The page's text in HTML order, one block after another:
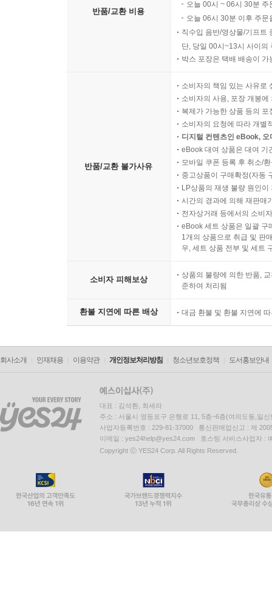
반품/교환 비용
오늘 00시 ~ 06시 30분
오늘 06시 30분 이후 주
직수입 음반/영상물/기프트
단, 당일 00시~13시 사이의
박스 포장은 택배 배송이
반품/교환 불가사유
소비자의 책임 있는 사유로
소비자의 사용, 포장 개봉
복제가 가능한 상품 등의
소비자의 요청에 따라 개별
디지털 컨텐츠인 eBook,
eBook 대여 상품은 대여 기
모바일 쿠폰 등록 후 취소/
중고상품이 구매확정(자동
LP상품의 재생 불량 원인
시간의 경과에 의해 재판매
전자상거래 등에서의 소비
eBook 세트 상품은 일괄 구
1개의 상품으로 취급 및 판
우, 세트 상품 전부 및 세트
소비자 피해보상
상품의 불량에 의한 반품,
준하여 처리됨
환불 지연에 따른 배상 대금 환불 및 환불 지연에
회사소개 인재채용 이용약관 개인정보처리방침 청소년보호정책 도서홍보안내
대표 : 김석환, 최세라
주소 : 서울시 영등포구 은행로 11, 5층~6층(여의도동,일신
사업자등록번호 : 229-81-37000 통신판매업신고 : 제
이메일 : yes24help@yes24.com 호스팅 서비스사업자 :
Copyright ⓒ YES24 Corp. All Rights Reserved.